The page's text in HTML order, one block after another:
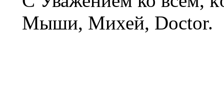
Мыши, Михей, Doctor.